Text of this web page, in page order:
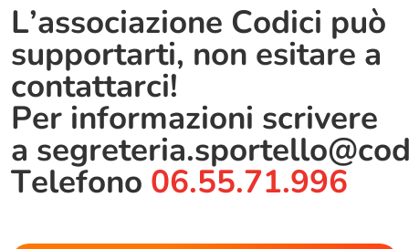
L’associazione Codici può
supportarti, non esitare a
contattarci!
Per informazioni scrivere
a
Telefono 06.55.71.996